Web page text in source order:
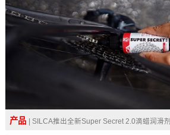
产品 | SILCA推出全新Super Secret 2.0滴蜡润滑剂